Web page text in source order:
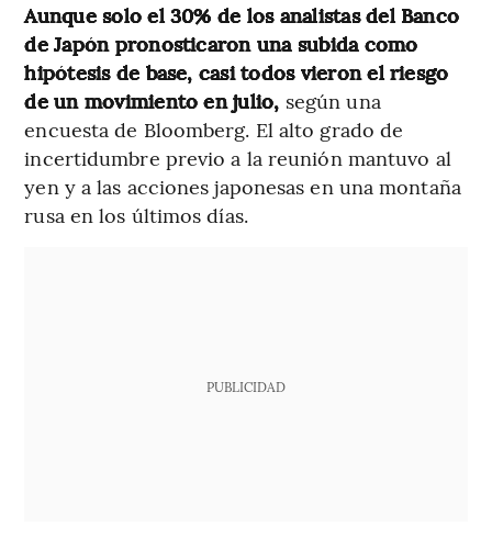
Aunque solo el 30% de los analistas del Banco
de Japón pronosticaron una subida como
hipótesis de base, casi todos vieron el riesgo
de un movimiento en julio, según una
encuesta de Bloomberg. El alto grado de
incertidumbre previo a la reunión mantuvo al
yen y a las acciones japonesas en una montaña
rusa en los últimos días.
PUBLICIDAD